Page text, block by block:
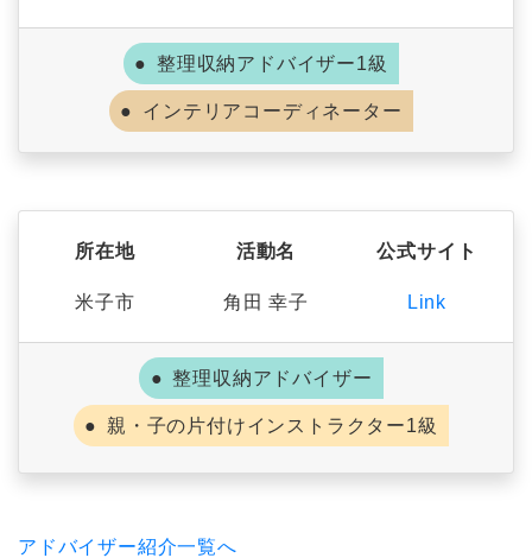
整理収納アドバイザー1級
インテリアコーディネーター
所在地
米子市
活動名
角田 幸子
公式サイト
Link
整理収納アドバイザー
親・子の片付けインストラクター1級
アドバイザー紹介一覧へ